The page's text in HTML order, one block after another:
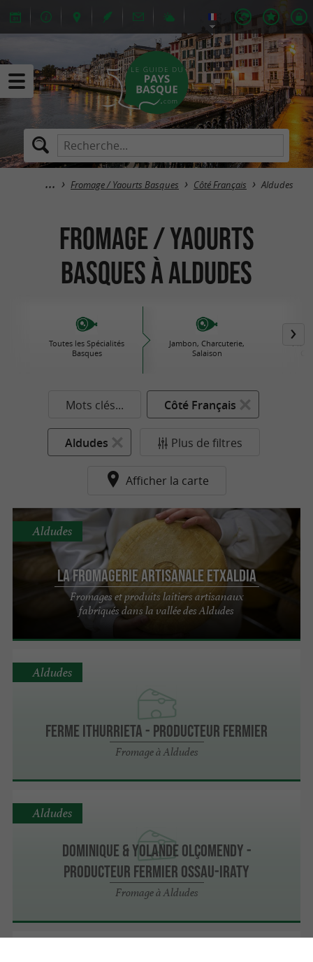
Fromage / Yaourts Basques Côté Français Aldudes
Fromage / Yaourts
Basques à Aldudes
Toutes les Spécialités
Basques
Jambon, Charcuterie,
Salaison
Plats
Mots clés... Côté Français
Aldudes Plus de filtres
Afficher la carte
La Fromagerie Artisanale ETXALDIA
Fromages et produits laitiers artisanaux
fabriqués dans la vallée des Aldudes
Aldudes
Ferme Ithurrieta - Producteur fermier
Fromage à Aldudes
Aldudes
Dominique & Yolande Olçomendy -
Producteur fermier Ossau-Iraty
Fromage à Aldudes
Aldudes